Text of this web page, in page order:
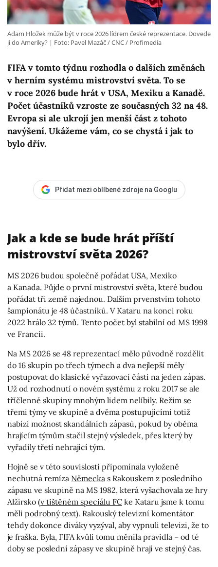
FIFA v tomto týdnu rozhodla o dalších změnách
v herním systému mistrovství světa. To se
v roce 2026 bude hrát v USA, Mexiku a Kanadě.
Počet účastníků vzroste ze současných 32 na 48.
Evropa si ale ukrojí jen menší část z tohoto
navýšení. Ukážeme vám, co se chystá i jak to
bylo dřív.
Adam Hložek může být v roce 2026 lídrem české reprezentace. Dovede
ji do Ameriky?
Foto: Pavel Mazáč / CNC / Profimedia
Přidat mezi oblíbené zdroje na Googlu
Jak a kde se bude hrát příští
mistrovství světa 2026?
MS 2026 budou společně pořádat USA, Mexiko
a Kanada. Půjde o první mistrovství světa, které budou
pořádat tři země najednou. Dalším prvenstvím tohoto
šampionátu je 48 účastníků. V Kataru na konci roku
2022 hrálo 32 týmů. Tento počet byl stabilní od MS 1998
ve Francii.
Na MS 2026 se 48 reprezentací mělo původně rozdělit
do 16 skupin po třech týmech a dva nejlepší měly
postupovat do klasické vyřazovací části na jeden zápas.
Už od rozhodnutí o novém systému z roku 2017 se ale
tříčlenné skupiny mnohým lidem nelíbily. Režim se
třemi týmy ve skupině a dvěma postupujícími totiž
nabízí možnost skandálních zápasů, pokud by oběma
hrajícím týmům stačil stejný výsledek, přes který by
vyřadily třetí nehrající tým.
Hojně se v této souvislosti připomínala vyloženě
nechutná remíza Německa s Rakouskem z posledního
zápasu ve skupině na MS 1982, která vyšachovala ze hry
Alžírsko (v tištěném speciálu FC ke Kataru jsme k tomu
měli podrobný text). Rakouský televizní komentátor
tehdy dokonce diváky vyzýval, aby vypnuli televizi, že to
je fraška. Byla, FIFA kvůli tomu měnila pravidla – od té
doby se poslední zápasy ve skupině hrají ve stejný čas.